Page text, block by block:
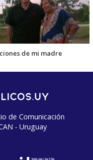
de mi madre
de Comunicación
- Uruguay